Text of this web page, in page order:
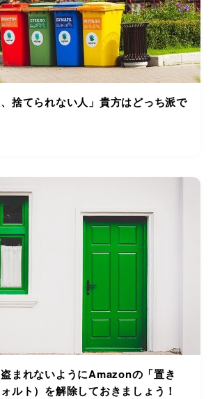
、捨てられない人」貴方はどっち派で
まれないようにAmazonの「置き
ルト）を解除しておきましょう！